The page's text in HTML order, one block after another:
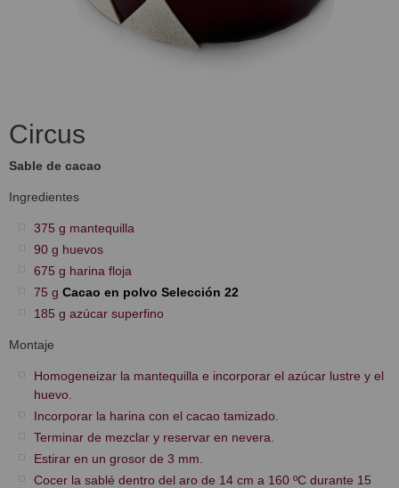
Circus
Sable de cacao
Ingredientes
375 g mantequilla
90 g huevos
675 g harina floja
75 g Cacao en polvo Selección 22
185 g azúcar superfino
Montaje
Homogeneizar la mantequilla e incorporar el azúcar lustre y el
huevo.
Incorporar la harina con el cacao tamizado.
Terminar de mezclar y reservar en nevera.
Estirar en un grosor de 3 mm.
Cocer la sablé dentro del aro de 14 cm a 160 ºC durante 15